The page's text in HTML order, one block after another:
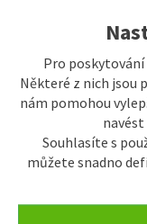
Pro poskytování
Některé z nich jsou
nám pomohou
Souhlasíte s
můžete snadno